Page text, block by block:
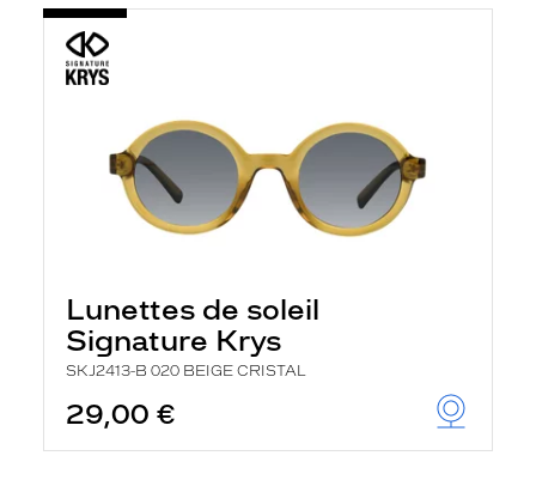
Lunettes de soleil
Signature Krys
SKJ2413-B 020 BEIGE CRISTAL
29,00 €